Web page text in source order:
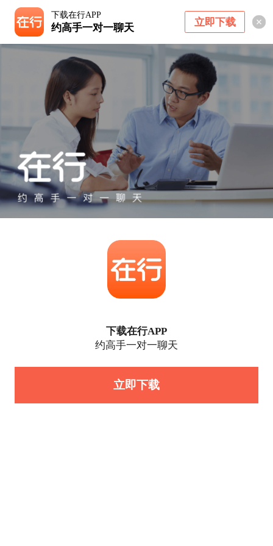
下载在行APP
约高手一对一聊天 立即下载
下载在行APP
约高手一对一聊天
立即下载